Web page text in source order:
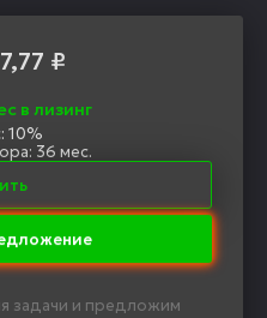
₽
в лизинг
10%
36 мес.
задачи и предложим